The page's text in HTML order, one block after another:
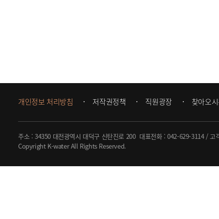
개인정보 처리방침 저작권정책 직원광장 찾아오
주소 : 34350 대전광역시 대덕구 신탄진로 200 대표전화 :042-629-3114/ 고
Copyright K-water All Rights Reserved.